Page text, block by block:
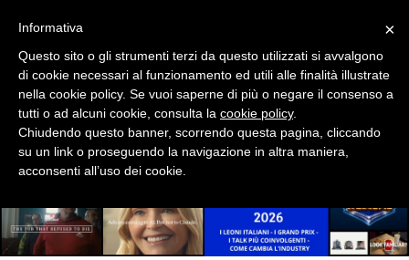
PUNTI VENDITA
CSR
STRATEGIE
CINEMA
DIGITALE
×
Informativa
Questo sito o gli strumenti terzi da questo utilizzati si avvalgono
di cookie necessari al funzionamento ed utili alle finalità illustrate
nella cookie policy. Se vuoi saperne di più o negare il consenso a
tutti o ad alcuni cookie, consulta la cookie policy.
Chiudendo questo banner, scorrendo questa pagina, cliccando
su un link o proseguendo la navigazione in altra maniera,
acconsenti all’uso dei cookie.